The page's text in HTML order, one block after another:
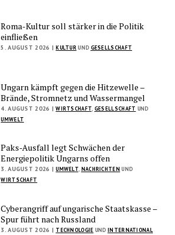
Roma-Kultur soll stärker in die Politik
einfließen
5. AUGUST 2026 | KULTURUND GESELLSCHAFT
Ungarn kämpft gegen die Hitzewelle –
Brände, Stromnetz und Wassermangel
4. AUGUST 2026 | WIRTSCHAFT GESELLSCHAFT UND
UMWELT
Paks-Ausfall legt Schwächen der
Energiepolitik Ungarns offen
3. AUGUST 2026 | UMWELT, NACHRICHTEN UND
WIRTSCHAFT
Cyberangriff auf ungarische Staatskasse –
Spur führt nach Russland
3. AUGUST 2026 | TECHNOLOGIE UNDINTERNATIONAL